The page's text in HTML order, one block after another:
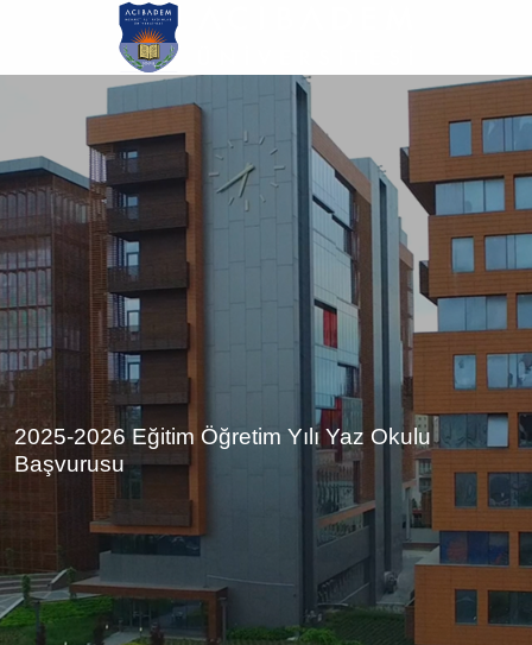
atla
2025-2026 Eğitim Öğretim Yılı Yaz Okulu
Başvurusu